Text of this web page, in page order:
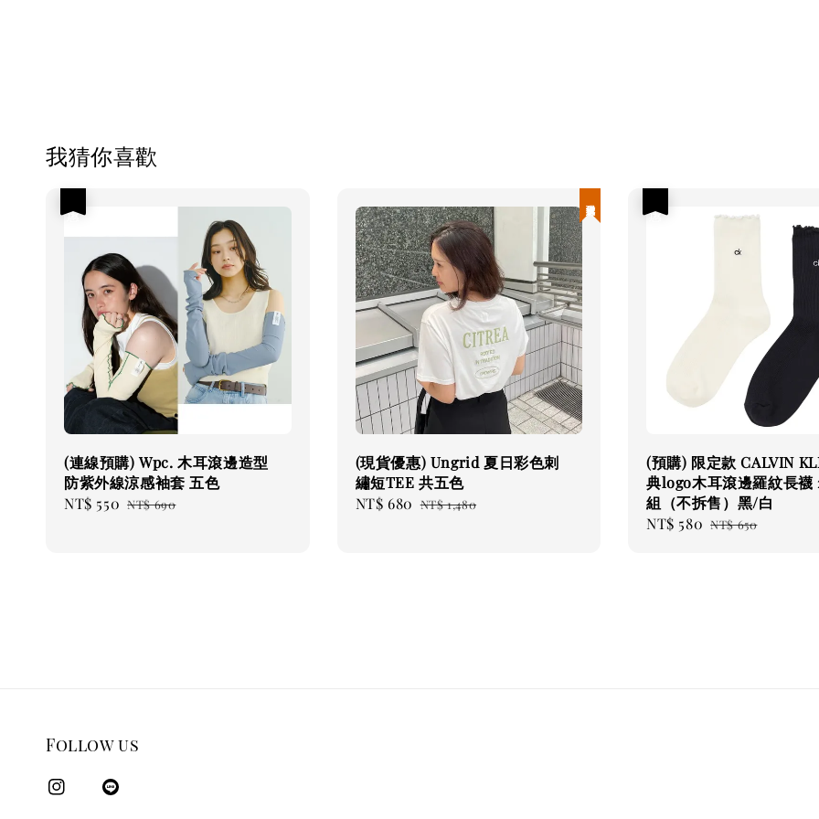
我猜你喜歡
(連線預購) Wpc. 木耳滾邊造型
防紫外線涼感袖套 五色
Sale
NT$ 550 Regular
NT$ 690
(現貨優惠) Ungrid 夏日彩色刺
繡短TEE 共五色
Sale
NT$ 680 Regular
NT$ 1,480
(預購) 限定款 CALVIN
典logo木耳滾邊羅紋長襪
組（不拆售）黑/白
Sale
NT$ 580 Regular
NT$ 650
Follow us